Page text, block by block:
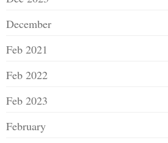
December
Feb 2021
Feb 2022
Feb 2023
February